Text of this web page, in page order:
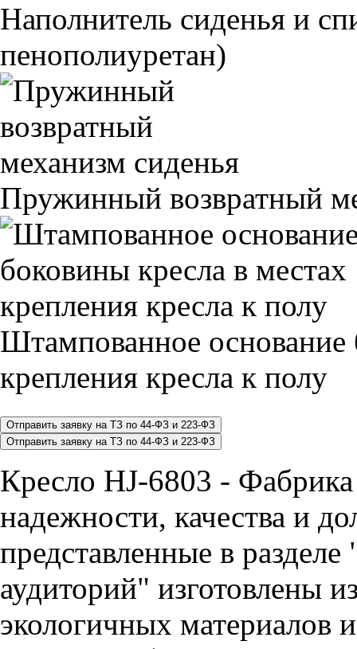
Наполнитель сиденья и
пенополиуретан)
Пружинный возвратный
Штампованное основание
крепления кресла к полу
Кресло HJ-6803 -
надежности, качества и
представленные в
аудиторий" изготовлены
экологичных материалов